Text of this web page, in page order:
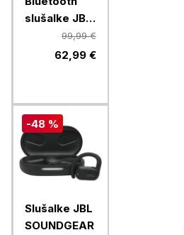
slušalke JBL
TUNE BEAM
2, bele
99,99 €
62,99 €
-48 %
Slušalke JBL
SOUNDGEAR